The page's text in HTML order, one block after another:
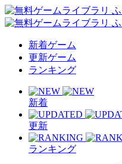
新着ゲーム
更新ゲーム
ランキング
新着
更新
ランキング